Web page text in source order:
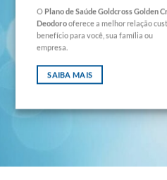
O Plano de SaúdeGoldcross Golden
Deodorooferece a melhor relação
benefício para você, sua família ou
empresa.
SAIBA MAIS